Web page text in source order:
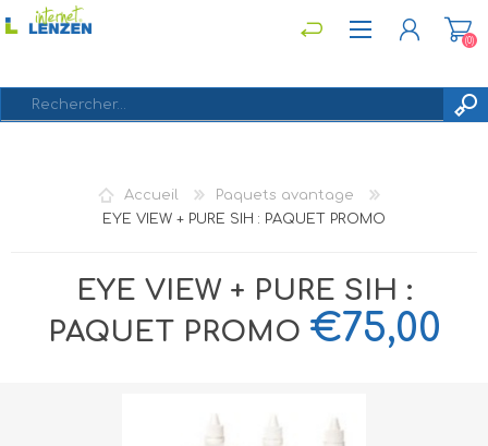
CONNEXION
(0)
Accueil
Paquets avantage
EYE VIEW + PURE SIH : PAQUET PROMO
EYE VIEW + PURE SIH :
PAQUET PROMO €75,00